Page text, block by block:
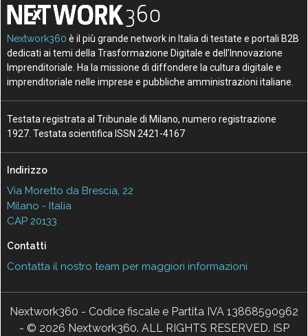
Nextwork360 è il più grande network in Italia di testate e portali B2B
dedicati ai temi della Trasformazione Digitale e dell’Innovazione
Imprenditoriale. Ha la missione di diffondere la cultura digitale e
imprenditoriale nelle imprese e pubbliche amministrazioni italiane.
Testata registrata al Tribunale di Milano, numero registrazione
1927. Testata scientifica ISSN 2421-4167
Indirizzo
Via Moretto da Brescia, 22
Milano - Italia
CAP 20133
Contatti
Contatta il nostro team per maggiori informazioni
Nextwork360 - Codice fiscale e Partita IVA 13868590962
- © 2026 Nextwork360. ALL RIGHTS RESERVED. ISP